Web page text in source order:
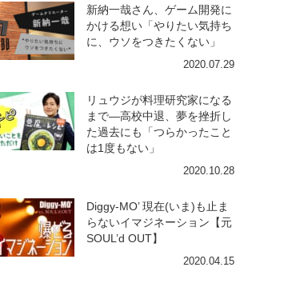
新納一哉さん、ゲーム開発に
かける想い「やりたい気持ち
に、ウソをつきたくない」
2020.07.29
リュウジが料理研究家になる
まで―高校中退、夢を挫折し
た過去にも「つらかったこと
は1度もない」
2020.10.28
Diggy-MO’ 現在(いま)も止ま
らないイマジネーション【元
SOUL’d OUT】
2020.04.15